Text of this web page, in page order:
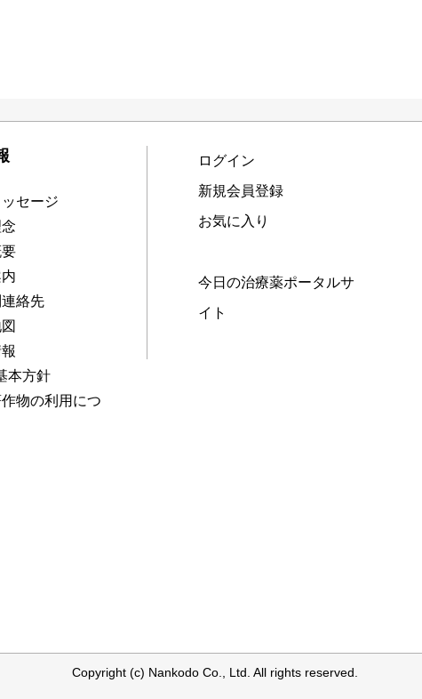
セージ
絡先
本方針
物の利用につ
ログイン
新規会員登録
お気に入り
今日の治療薬ポータルサ
イト
Copyright (c) Nankodo Co., Ltd. All rights reserved.